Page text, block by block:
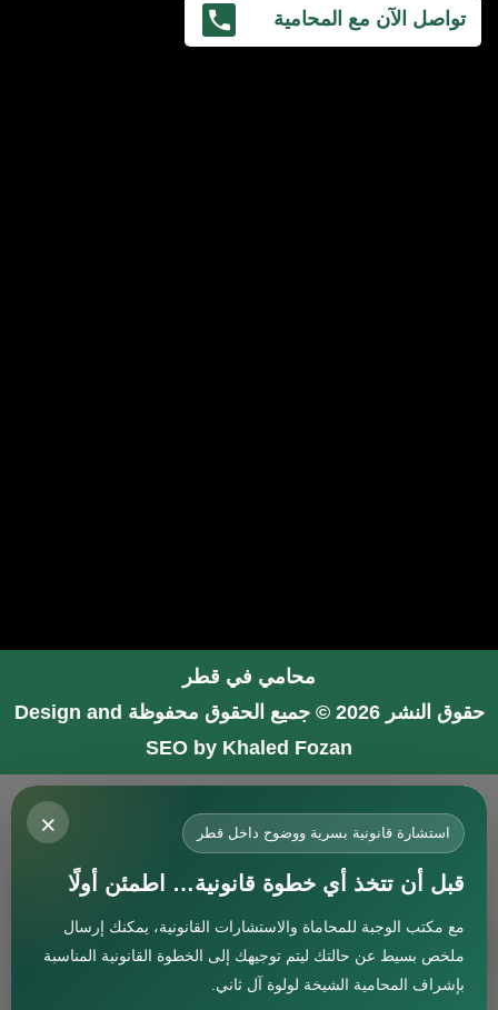
تواصل الآن مع المحامية
محامي في قطر
حقوق النشر 2026 © جميع الحقوق محفوظة
Design and
SEO by Khaled Fozan
استشارة
× استشارة قانونية بسرية ووضوح داخل قطر
قبل أن تتخذ أي خطوة قانونية… اطمئن أولًا
مع مكتب الوجبة للمحاماة والاستشارات القانونية، يمكنك إرسال
ملخص بسيط عن حالتك ليتم توجيهك إلى الخطوة القانونية المناسبة
بإشراف المحامية الشيخة لولوة آل ثاني.
محامي في جدة
محامي في الرياض شاطر
محامي في المدينة المنورة
المحامي صنيتان السبيعي
افضل محامي في جدة
محامي جنائي في البحرين